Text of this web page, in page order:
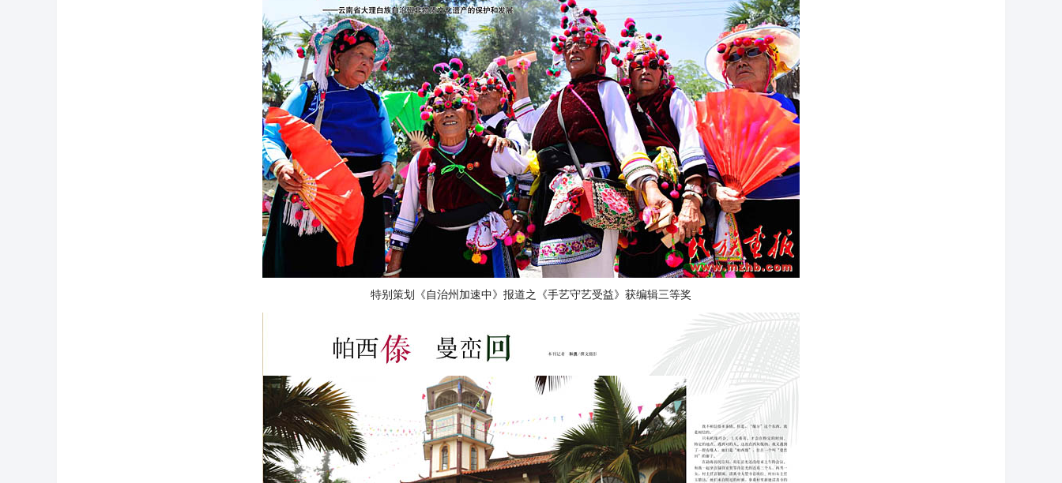
特别策划《自治州加速中》报道之《手艺守艺受益》获编辑三等奖